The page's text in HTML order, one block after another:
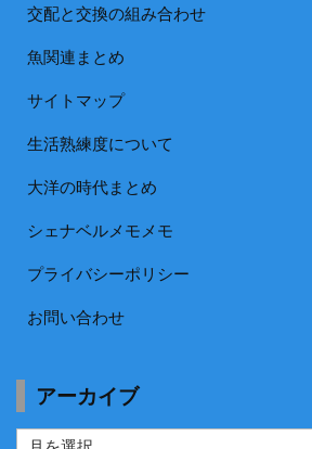
交配と交換の組み合わせ
魚関連まとめ
サイトマップ
生活熟練度について
大洋の時代まとめ
シェナベルメモメモ
プライバシーポリシー
お問い合わせ
アーカイブ